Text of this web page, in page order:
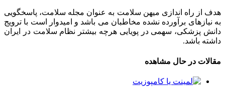
هدف از راه اندازی میهن سلامت به عنوان مجله سلامت، پاسخگویی
به نیازهای برآورده نشده مخاطبان می باشد و امیدوار است با ترویج
دانش پزشکی، سهمی در پویایی هرچه بیشتر نظام سلامت در ایران
داشته باشد.
مقالات در حال مشاهده